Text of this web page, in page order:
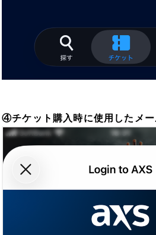
④チケット購入時に使用したメー